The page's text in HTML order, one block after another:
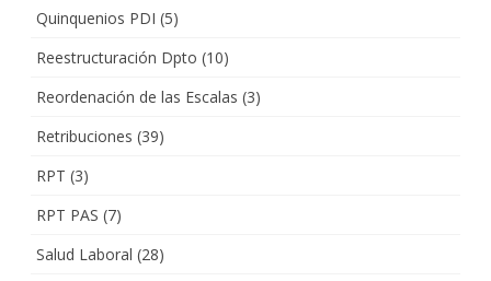
Quinquenios PDI (5)
Reestructuración Dpto (10)
Reordenación de las Escalas (3)
Retribuciones (39)
RPT (3)
RPT PAS (7)
Salud Laboral (28)